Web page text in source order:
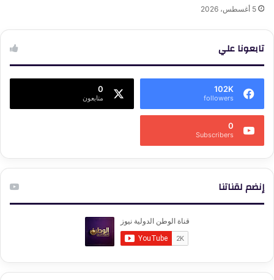
5 أغسطس، 2026
تابعونا علي
102K
followers
0
متابعون
0
Subscribers
إنضم لقناتنا